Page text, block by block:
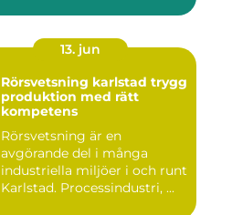
13. jun
Rörsvetsning karlstad trygg
produktion med rätt
kompetens
Rörsvetsning är en
avgörande del i många
industriella miljöer i och runt
Karlstad. Processindustri, ...